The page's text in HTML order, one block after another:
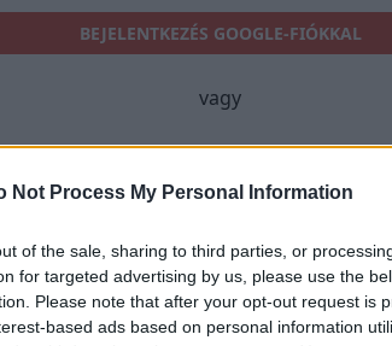
Not Process My Personal Information
of the sale, sharing to third parties, or
for targeted advertising by us, please use the
Please note that after your opt-out request is
based ads based on personal information
BEJELENTKEZÉS GOOGLE-FIÓKKAL
vagy
mail-cím